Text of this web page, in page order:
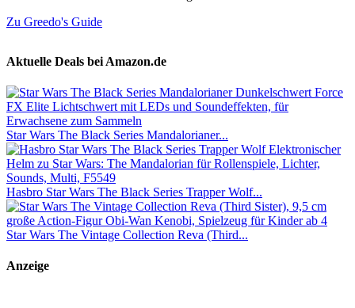
Zu Greedo's Guide
Aktuelle Deals bei Amazon.de
Star Wars The Black Series Mandalorianer...
Hasbro Star Wars The Black Series Trapper Wolf...
Star Wars The Vintage Collection Reva (Third...
Anzeige